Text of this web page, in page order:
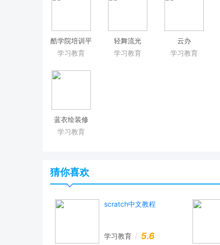
酷学院培训平
台
学习教育
轻舞流光
学习教育
云办
学习教育
蓝衣绘装修
学习教育
猜你喜欢
scratch中文教程
学习教育 5.6